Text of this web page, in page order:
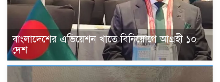
বাংলাদেশের এভিয়েশন খাতে বিনিয়োগে আগ্রহী ১০
দেশ